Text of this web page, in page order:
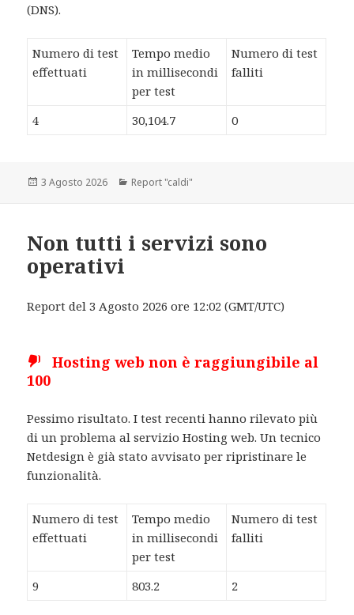
(DNS).
Numero di test
effettuati
Tempo medio
in millisecondi
per test
Numero di test
falliti
4 30,104.7 0
Scritto
3 Agosto 2026 Categorie
Report "caldi"
Non tutti i servizi sono
operativi
Report del 3 Agosto 2026 ore 12:02 (GMT/UTC)
Hosting web non è raggiungibile al
100
Pessimo risultato. I test recenti hanno rilevato più
di un problema al servizio Hosting web. Un tecnico
Netdesign è già stato avvisato per ripristinare le
funzionalità.
Numero di test
effettuati
Tempo medio
in millisecondi
per test
Numero di test
falliti
9 803.2 2